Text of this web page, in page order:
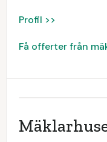
Profil >>
Få offerter från